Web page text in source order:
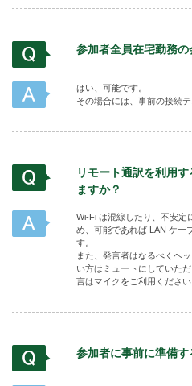
参加者全員在宅勤務
はい、可能です。
その場合には、事前の接続
リモート通訳を利用
ますか？
Wi-Fi は混線したり、不安定
め、可能であれば LAN ケー
す。
また、発言者はなるべくヘ
い方はミュートにしていた
言はマイクをご利用ください
参加者に事前に準備す